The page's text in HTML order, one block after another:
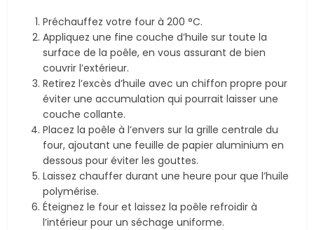
Préchauffez votre four à 200 °C.
Appliquez une fine couche d’huile sur toute la
surface de la poêle, en vous assurant de bien
couvrir l’extérieur.
Retirez l’excès d’huile avec un chiffon propre pour
éviter une accumulation qui pourrait laisser une
couche collante.
Placez la poêle à l’envers sur la grille centrale du
four, ajoutant une feuille de papier aluminium en
dessous pour éviter les gouttes.
Laissez chauffer durant une heure pour que l’huile
polymérise.
Éteignez le four et laissez la poêle refroidir à
l’intérieur pour un séchage uniforme.